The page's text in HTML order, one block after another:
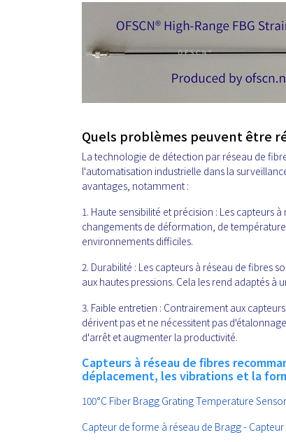
Quels problèmes peuvent être
La technologie de détection par réseau de
l'automatisation industrielle dans la
avantages, notamment :
1. Haute sensibilité et précision : Les capteurs
changements de déformation, de
environnements difficiles.
2. Durabilité : Les capteurs à réseau de fibres
aux hautes pressions. Cela les rend adaptés
3. Faible entretien : Contrairement aux
dérivent pas et ne nécessitent pas
d'arrêt et augmenter la productivité.
Capteurs à réseau de fibres
déplacement, les vibrations et la
100°C Fiber Bragg Grating Temperature
Capteur de forme à réseau de Bragg -